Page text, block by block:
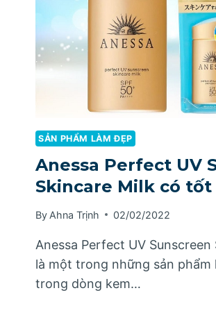
SẢN PHẨM LÀM ĐẸP
Anessa Perfect UV
Skincare Milk có
By Ahna Trịnh 02/02/2022
Anessa Perfect UV Sunscreen
là một trong những sản phẩm
trong dòng kem…